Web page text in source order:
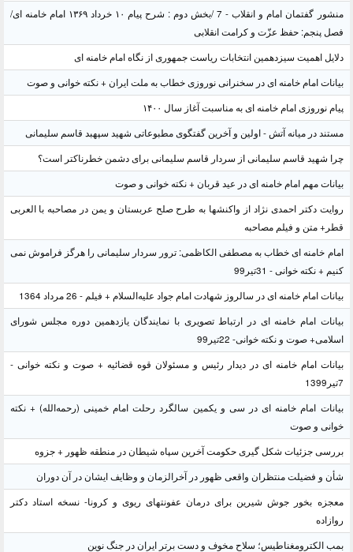
منشور گفتمان امام و انقلاب - 7 /بخش دوم : شرح پیام ۱۰ خرداد ۱۳۶۹ امام خامنه ای/
فصل پنجم: حفظ عزّت و کرامت انقلابی
دلایل اهمیت سیزدهمین انتخابات ریاست جمهوری از نگاه امام خامنه ای
بیانات امام خامنه ای در سخنرانی نوروزی خطاب به ملت ایران + نکته خوانی و صوت
پیام نوروزی امام خامنه ای به مناسبت آغاز سال ۱۴۰۰
مستند در میانه آتش - اولین و آخرین گفتگوی مطبوعاتی شهید سپهبد قاسم سلیمانی
چرا شهید قاسم سلیمانی از سردار قاسم سلیمانی برای دشمن خطرناکتر است؟
بیانات مهم امام خامنه ای در عید قربان + نکته خوانی و صوت
روایت دکتر احمدی نژاد از واکنشها به طرح صلح عربستان و یمن در مصاحبه با العربی
قطر+ متن و فیلم مصاحبه
امام خامنه ای خطاب به مصطفی الکاظمی: ترور سردار سلیمانی را هرگز فراموش نمی
کنیم + نکته خوانی - 31تیر99
بیانات امام خامنه ای در سالروز شهادت امام جواد علیه‌السلام + فیلم - 26 مرداد 1364
بیانات امام خامنه ای در ارتباط تصویری با نمایندگان یازدهمین دوره مجلس شورای
اسلامی+ صوت و نکته خوانی- 22تیر99
بیانات امام خامنه ای در دیدار رئیس و مسئولان قوه قضائیه + صوت و نکته خوانی -
7تیر1399
بیانات امام خامنه ای در سی و یکمین سالگرد رحلت امام خمینی (رحمه‌الله) + نکته
خوانی و صوت
بررسی جزئیات شکل گیری حکومت آخرین سپاه شیطان در منطقه ظهور + جزوه
شأن و فضیلت منتظران واقعی ظهور در آخرالزمان و وظایف ایشان در آن دوران
معجزه بخور جوش شیرین برای درمان عفونتهای ریوی و کرونا- نسخه استاد دکتر
روازاده
بمب الکترومغناطیس؛ سلاح مخوف و دست برتر ایران در جنگ نوین